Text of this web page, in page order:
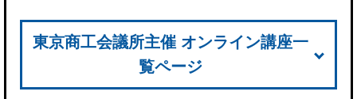
東京商工会議所主催 オンライン講座一
覧ページ